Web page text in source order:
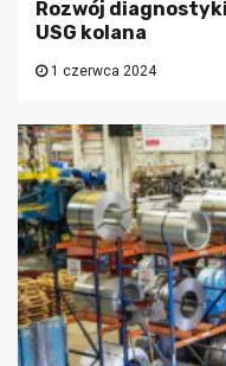
Rozwój
USG kolana
1 czerwca 2024